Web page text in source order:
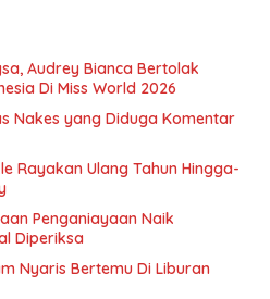
Audrey Bianca Bertolak
Di Miss World 2026
Nakes yang Diduga Komentar
Rayakan Ulang Tahun Hingga-
Penganiayaan Naik
Diperiksa
Nyaris Bertemu Di Liburan